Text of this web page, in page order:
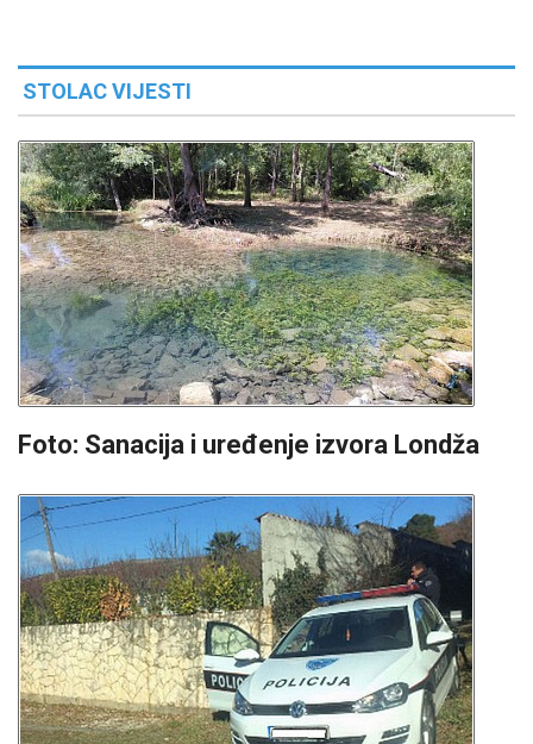
STOLAC VIJESTI
Foto: Sanacija i uređenje izvora Londža